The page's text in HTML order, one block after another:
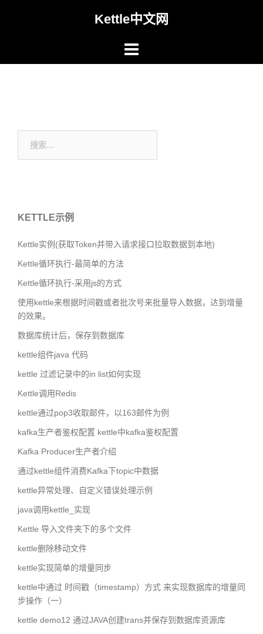
Kettle中文网
索：
KETTLE示例
Kettle实例(获取Token并带入请求接口拉取数据到本地)
Kettle循环执行-最简单的方法
Kettle循环执行-采用js的方式
使用kettle来根据时间戳或者批次号来批量导入数据，达到增量
的效果。
数据库统计后，保存到数据库
kettle组件java 代码
kettle 过滤记录中的in list如何实现
Kettle调用Redis
kettle通过pop3收取邮件，以163邮件为例
kafka生产者鉴权配置 kettle中kafka鉴权配置
Kafka Producer生产者介绍
通过kettle组件消费Kafka下topic中数据
kettle异常处理、自定义错误处理示例
java调用kettle_实现
Kettle 导入文件夹下的多个文件
kettle删除移动文件
kettle实现简单的增量同步
kettle中通过 时间戳（timestamp）方式 来实现数据库的增量同
步操作（一）
kettle demo12 通过JAVA创建trans并保存到数据库资源库